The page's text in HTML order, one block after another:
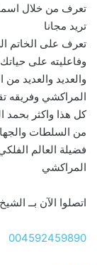
تعرف من خلال
تريد مجانا
تعرف على الخاتم
وفاعليته على
والعديد والعديد
المراكشي وفريقه
كل هذا واكثر بحمد
من السلطات
فضيلة العالم
المراكشي
اتصلوا الآن بــ
004592459890